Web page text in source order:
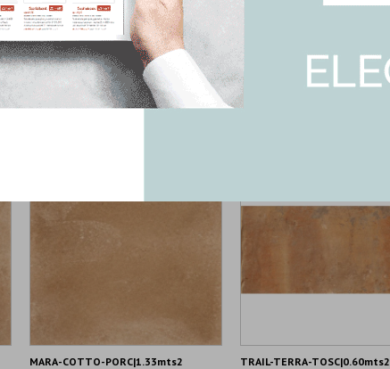
Productos que te pueden interesar
MARA-COTTO-PORC|1.33mts2 TRAIL-TERRA-TOSC|0.60mts2